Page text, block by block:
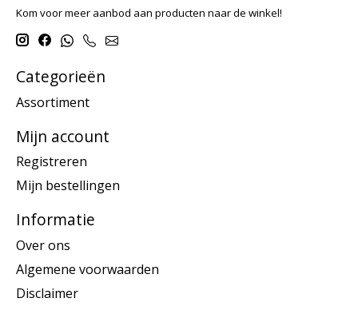
Kom voor meer aanbod aan producten naar de winkel!
Categorieën
Assortiment
Mijn account
Registreren
Mijn bestellingen
Informatie
Over ons
Algemene voorwaarden
Disclaimer